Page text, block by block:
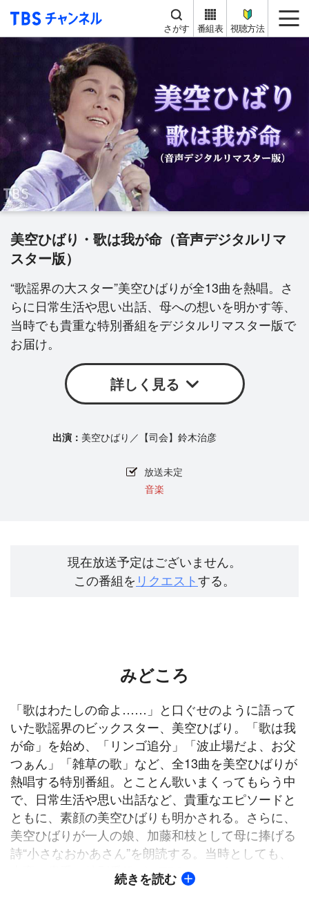
TBS チャンネル
さがす 番組表 視聴方法
美空ひばり・歌は我が命（音声デジタルリマ
スター版）
“歌謡界の大スター”美空ひばりが全13曲を熱唱。さ
らに日常生活や思い出話、母への想いを明かす等、
当時でも貴重な特別番組をデジタルリマスター版で
お届け。
詳しく見る
美空ひばり／【司会】鈴木治彦
放送未定
音楽
現在放送予定はございません。
この番組を リクエストする。
みどころ
「歌はわたしの命よ……」と口ぐせのように語って
いた歌謡界のビックスター、美空ひばり。「歌は我
が命」を始め、「リンゴ追分」「波止場だよ、お父
つぁん」「雑草の歌」など、全13曲を美空ひばりが
熱唱する特別番組。とことん歌いまくってもらう中
で、日常生活や思い出話など、貴重なエピソードと
ともに、素顔の美空ひばりも明かされる。さらに、
美空ひばりが一人の娘、加藤和枝として母に捧げる
詩“小さなおかあさん”を朗読する。当時としても、
大変、貴重な特別番組が、TBSチャンネルでデジタ
ルリマスター版として鮮やかによみがえる！
続きを読む